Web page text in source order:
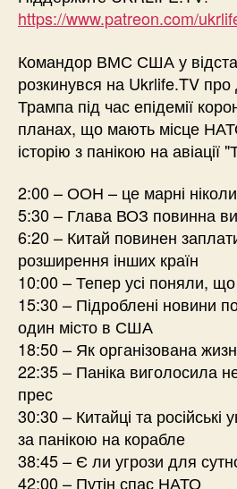
https://www.patreon.com/
Командор ВМС США у
розкинувся на Ukrlife.TV про
Трампа під час епідемії
планах, що мають місце
історію з панікою на авіації
2:00 – ООН – це марні ніколи
5:30 – Глава ВОЗ повинна
6:20 – Китай повинен
розширення інших країн
10:00 – Тепер усі поняли,
15:30 – Підроблені новини
один місто в США
18:50 – Як організована
22:35 – Паніка виголосила
прес
30:30 – Китайці та
за панікою на корабле
38:45 – Є ли угрози для
42:00 – Путін спас НАТО